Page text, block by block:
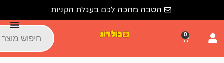
הטבה מחכה לכם בעגלת הקניות